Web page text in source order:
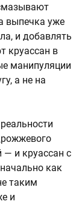
выпечка уже
и добавлять
круассан в
манипуляции
а не на
— и круассан с
как
таким
и